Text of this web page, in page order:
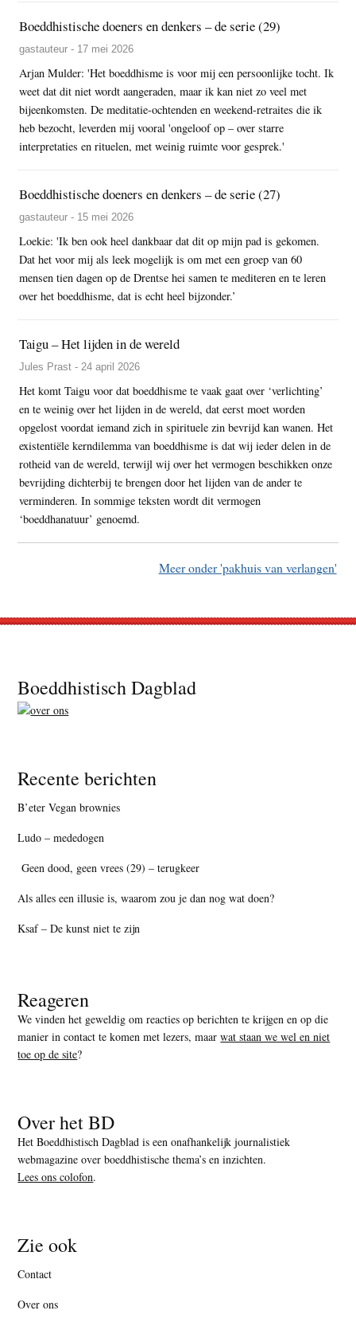
Boeddhistische doeners en denkers – de serie (29)
gastauteur - 17 mei 2026
Arjan Mulder: 'Het boeddhisme is voor mij een persoonlijke tocht. Ik
weet dat dit niet wordt aangeraden, maar ik kan niet zo veel met
bijeenkomsten. De meditatie-ochtenden en weekend-retraites die ik
heb bezocht, leverden mij vooral 'ongeloof op – over starre
interpretaties en rituelen, met weinig ruimte voor gesprek.'
Boeddhistische doeners en denkers – de serie (27)
gastauteur - 15 mei 2026
Loekie: 'Ik ben ook heel dankbaar dat dit op mijn pad is gekomen.
Dat het voor mij als leek mogelijk is om met een groep van 60
mensen tien dagen op de Drentse hei samen te mediteren en te leren
over het boeddhisme, dat is echt heel bijzonder.’
Taigu – Het lijden in de wereld
Jules Prast - 24 april 2026
Het komt Taigu voor dat boeddhisme te vaak gaat over ‘verlichting’
en te weinig over het lijden in de wereld, dat eerst moet worden
opgelost voordat iemand zich in spirituele zin bevrijd kan wanen. Het
existentiële kerndilemma van boeddhisme is dat wij ieder delen in de
rotheid van de wereld, terwijl wij over het vermogen beschikken onze
bevrijding dichterbij te brengen door het lijden van de ander te
verminderen. In sommige teksten wordt dit vermogen
‘boeddhanatuur’ genoemd.
Meer onder 'pakhuis van verlangen'
Footer
Boeddhistisch Dagblad
Recente berichten
B’eter Vegan brownies
Ludo – mededogen
Geen dood, geen vrees (29) – terugkeer
Als alles een illusie is, waarom zou je dan nog wat doen?
Ksaf – De kunst niet te zijn
Reageren
We vinden het geweldig om reacties op berichten te krijgen en op die
manier in contact te komen met lezers, maarwat staan we wel en niet
toe op de site?
Over het BD
Het Boeddhistisch Dagblad is een onafhankelijk journalistiek
webmagazine over boeddhistische thema’s en inzichten.
Lees ons colofon.
Zie ook
Contact
Over ons